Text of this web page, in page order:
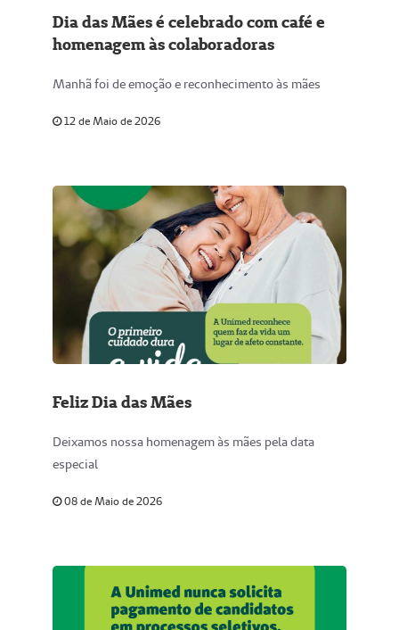
Dia das Mães é celebrado com café e
homenagem às colaboradoras
Manhã foi de emoção e reconhecimento às mães
12 de Maio de 2026
Feliz Dia das Mães
Deixamos nossa homenagem às mães pela data
especial
08 de Maio de 2026